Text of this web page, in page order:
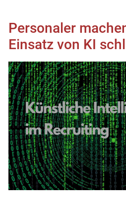
Personaler
Einsatz von KI